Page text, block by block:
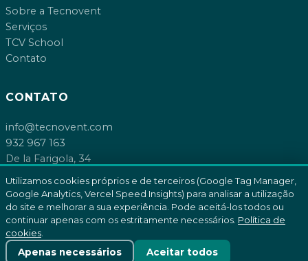
Sobre a Tecnovent
Serviços
TCV School
Contato
CONTATO
info@tecnovent.com
932 967 163
De la Farigola, 34
08755 Castellbisbal, Barcelona
© 2026 Tecnovent SL. Todos os direitos reservados.
Política de cookies
Utilizamos cookies próprios e de terceiros (Google Tag Manager,
Google Analytics, Vercel Speed Insights) para analisar a utilização
do site e melhorar a sua experiência. Pode aceitá-los todos ou
continuar apenas com os estritamente necessários. Política de
cookies
Apenas necessários
Aceitar todos